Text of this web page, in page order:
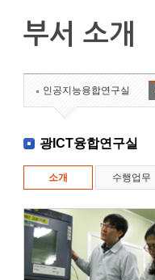
부서 소개
인공지능융합연구실
광ICT융합연구실
소개 수행업무